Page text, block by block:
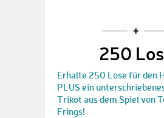
250
Erhalte 250 Lose für den
PLUS ein
Trikot aus dem Spiel von
Frings!